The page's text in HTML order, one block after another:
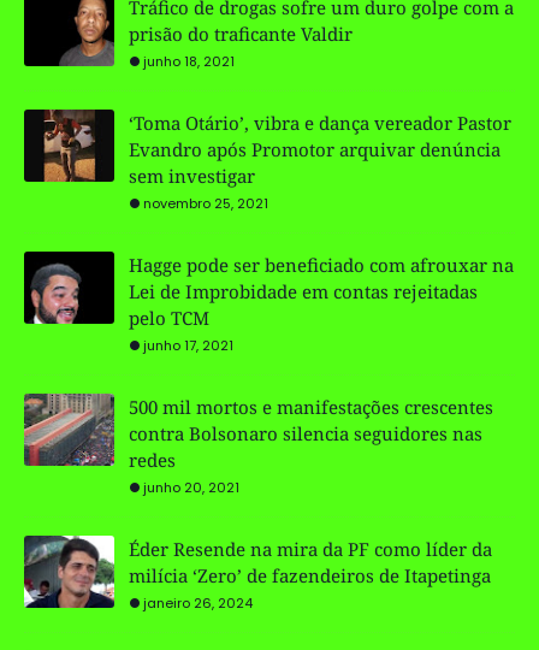
Tráfico de drogas sofre um duro golpe com a
prisão do traficante Valdir
junho 18, 2021
‘Toma Otário’, vibra e dança vereador Pastor
Evandro após Promotor arquivar denúncia
sem investigar
novembro 25, 2021
Hagge pode ser beneficiado com afrouxar na
Lei de Improbidade em contas rejeitadas
pelo TCM
junho 17, 2021
500 mil mortos e manifestações crescentes
contra Bolsonaro silencia seguidores nas
redes
junho 20, 2021
Éder Resende na mira da PF como líder da
milícia ‘Zero’ de fazendeiros de Itapetinga
janeiro 26, 2024